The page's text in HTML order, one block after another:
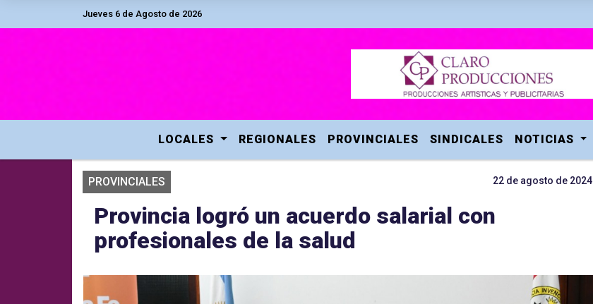
Jueves 6 de Agosto de 2026
LOCALES REGIONALES PROVINCIALES SINDICALES NOTICIAS
PROVINCIALES 22 de agosto de 2024
Provincia logró un acuerdo salarial con
profesionales de la salud